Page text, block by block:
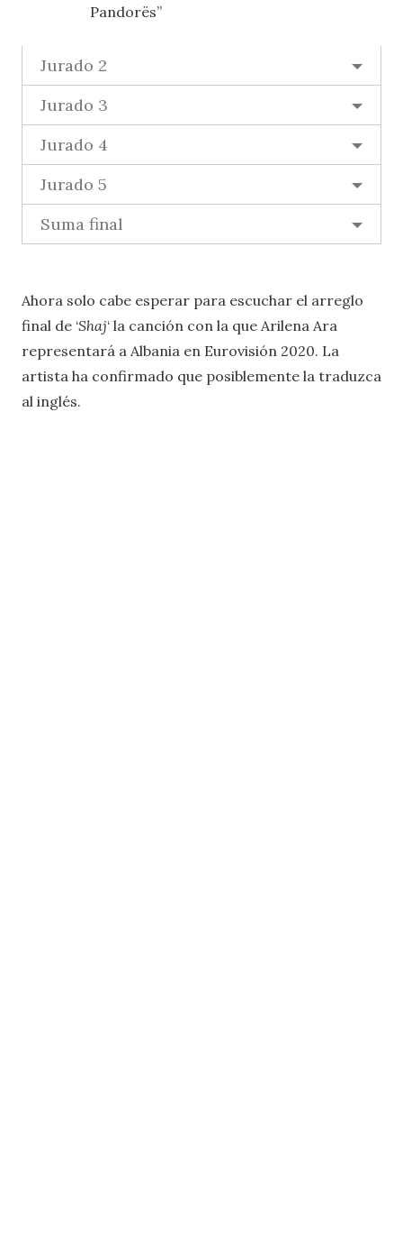
Pandorës”
Jurado 2
Jurado 3
Jurado 4
Jurado 5
Suma final
Ahora solo cabe esperar para escuchar el arreglo
final de ‘Shaj‘ la canción con la que Arilena Ara
representará a Albania en Eurovisión 2020. La
artista ha confirmado que posiblemente la traduzca
al inglés.